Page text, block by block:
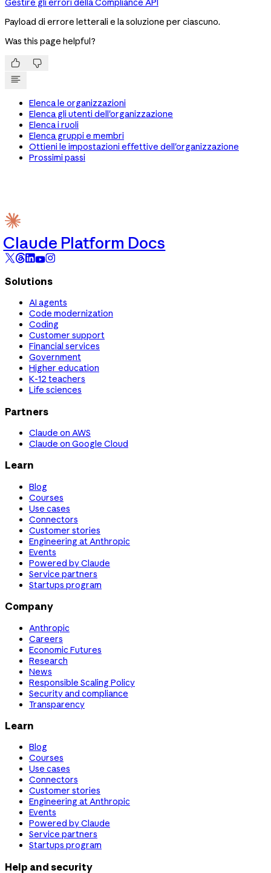
Gestire gli errori della Compliance API
Payload di errore letterali e la soluzione per ciascuno.
Was this page helpful?
 
Elenca le organizzazioni
Elenca gli utenti dell'organizzazione
Elenca i ruoli
Elenca gruppi e membri
Ottieni le impostazioni effettive dell'organizzazione
Prossimi passi
Claude Platform Docs
Solutions
AI agents
Code modernization
Coding
Customer support
Financial services
Government
Higher education
K-12 teachers
Life sciences
Partners
Claude on AWS
Claude on Google Cloud
Learn
Blog
Courses
Use cases
Connectors
Customer stories
Engineering at Anthropic
Events
Powered by Claude
Service partners
Startups program
Company
Anthropic
Careers
Economic Futures
Research
News
Responsible Scaling Policy
Security and compliance
Transparency
Learn
Blog
Courses
Use cases
Connectors
Customer stories
Engineering at Anthropic
Events
Powered by Claude
Service partners
Startups program
Help and security